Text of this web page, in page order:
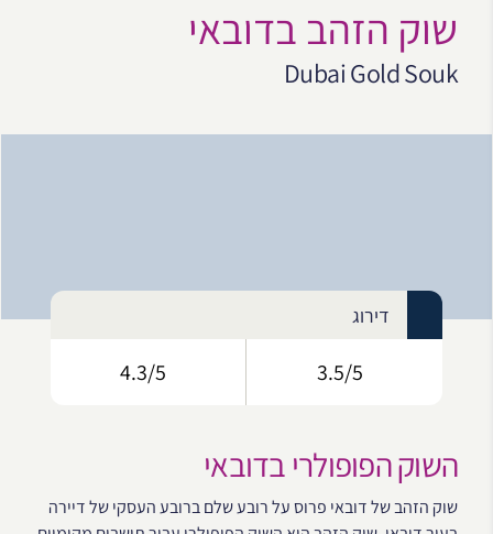
שוק הזהב בדובאי
Dubai Gold Souk
דירוג
3.5/5
4.3/5
השוק הפופולרי בדובאי
שוק הזהב של דובאי פרוס על רובע שלם ברובע העסקי של דיירה